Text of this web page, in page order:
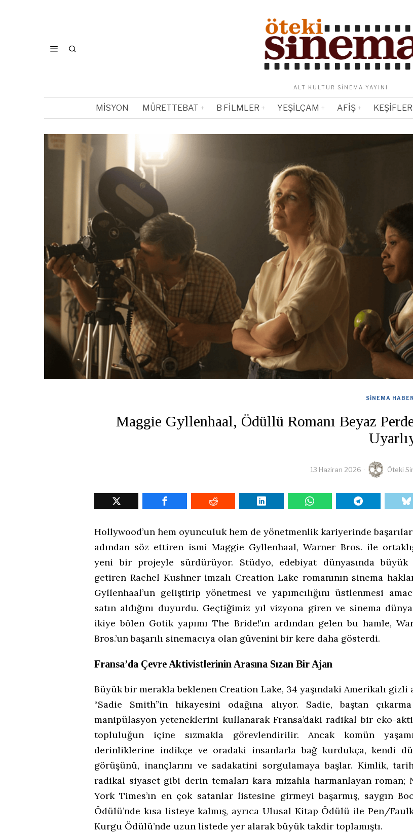
ALT KÜLTÜR SINEMA YAYINI
MISYON MÜRETTEBAT B FILMLER YEŞILÇAM AFIŞ KEŞIFLER
SINEMA
Maggie Gyllenhaal, Ödüllü Romanı Beyaz
13 Haziran 2026 Öteki
Hollywood’un hem oyunculuk hem de yönetmenlik kariyerinde
adından söz ettiren ismi Maggie Gyllenhaal, Warner Bros. ile
yeni bir projeyle sürdürüyor. Stüdyo, edebiyat dünyasında büyük
getiren Rachel Kushner imzalı Creation Lake romanının sinema
Gyllenhaal’un geliştirip yönetmesi ve yapımcılığını üstlenmesi
satın aldığını duyurdu. Geçtiğimiz yıl vizyona giren ve sinema
ikiye bölen Gotik yapımı The Bride!’ın ardından gelen bu hamle,
Bros.’un başarılı sinemacıya olan güvenini bir kere daha gösterdi.
Fransa’da Çevre Aktivistlerinin Arasına Sızan Bir Ajan
Büyük bir merakla beklenen Creation Lake, 34 yaşındaki Amerikalı gizli
“Sadie Smith”in hikayesini odağına alıyor. Sadie, baştan
manipülasyon yeteneklerini kullanarak Fransa’daki radikal bir eko-
topluluğun içine sızmakla görevlendirilir. Ancak komün
derinliklerine indikçe ve oradaki insanlarla bağ kurdukça, kendi
görüşünü, inançlarını ve sadakatini sorgulamaya başlar. Kimlik,
radikal siyaset gibi derin temaları kara mizahla harmanlayan roman;
York Times’ın en çok satanlar listesine girmeyi başarmış, saygın
Ödülü’nde kısa listeye kalmış, ayrıca Ulusal Kitap Ödülü ile Pen/
Kurgu Ödülü’nde uzun listede yer alarak büyük takdir toplamıştı.